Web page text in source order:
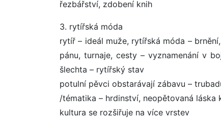
řezbářství, zdobení knih
3. rytířská móda
rytíř – ideál muže, rytířská móda –
pánu, turnaje, cesty – vyznamenání v
šlechta – rytířský stav
potulní pěvci obstarávají zábavu –
/tématika – hrdinství, neopětovaná láska
kultura se rozšiřuje na více vrstev